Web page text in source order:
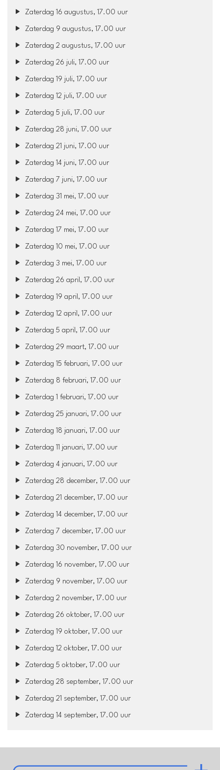
Zaterdag 16 augustus, 17.00 uur
Zaterdag 9 augustus, 17.00 uur
Zaterdag 2 augustus, 17.00 uur
Zaterdag 26 juli, 17.00 uur
Zaterdag 19 juli, 17.00 uur
Zaterdag 12 juli, 17.00 uur
Zaterdag 5 juli, 17.00 uur
Zaterdag 28 juni, 17.00 uur
Zaterdag 21 juni, 17.00 uur
Zaterdag 14 juni, 17.00 uur
Zaterdag 7 juni, 17.00 uur
Zaterdag 31 mei, 17.00 uur
Zaterdag 24 mei, 17.00 uur
Zaterdag 17 mei, 17.00 uur
Zaterdag 10 mei, 17.00 uur
Zaterdag 3 mei, 17.00 uur
Zaterdag 26 april, 17.00 uur
Zaterdag 19 april, 17.00 uur
Zaterdag 12 april, 17.00 uur
Zaterdag 5 april, 17.00 uur
Zaterdag 29 maart, 17.00 uur
Zaterdag 15 februari, 17.00 uur
Zaterdag 8 februari, 17.00 uur
Zaterdag 1 februari, 17.00 uur
Zaterdag 25 januari, 17.00 uur
Zaterdag 18 januari, 17.00 uur
Zaterdag 11 januari, 17.00 uur
Zaterdag 4 januari, 17.00 uur
Zaterdag 28 december, 17.00 uur
Zaterdag 21 december, 17.00 uur
Zaterdag 14 december, 17.00 uur
Zaterdag 7 december, 17.00 uur
Zaterdag 30 november, 17.00 uur
Zaterdag 16 november, 17.00 uur
Zaterdag 9 november, 17.00 uur
Zaterdag 2 november, 17.00 uur
Zaterdag 26 oktober, 17.00 uur
Zaterdag 19 oktober, 17.00 uur
Zaterdag 12 oktober, 17.00 uur
Zaterdag 5 oktober, 17.00 uur
Zaterdag 28 september, 17.00 uur
Zaterdag 21 september, 17.00 uur
Zaterdag 14 september, 17.00 uur